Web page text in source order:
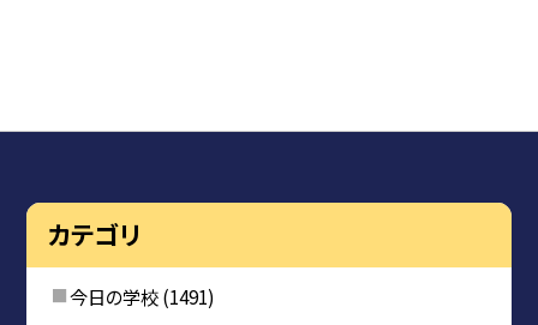
カテゴリ
今日の学校(1491)